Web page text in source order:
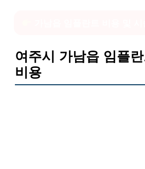
여주시 가남읍 임플
비용